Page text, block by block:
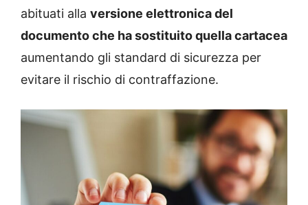
abituati alla versione elettronica del
documento che ha sostituito quella cartacea
aumentando gli standard di sicurezza per
evitare il rischio di contraffazione.